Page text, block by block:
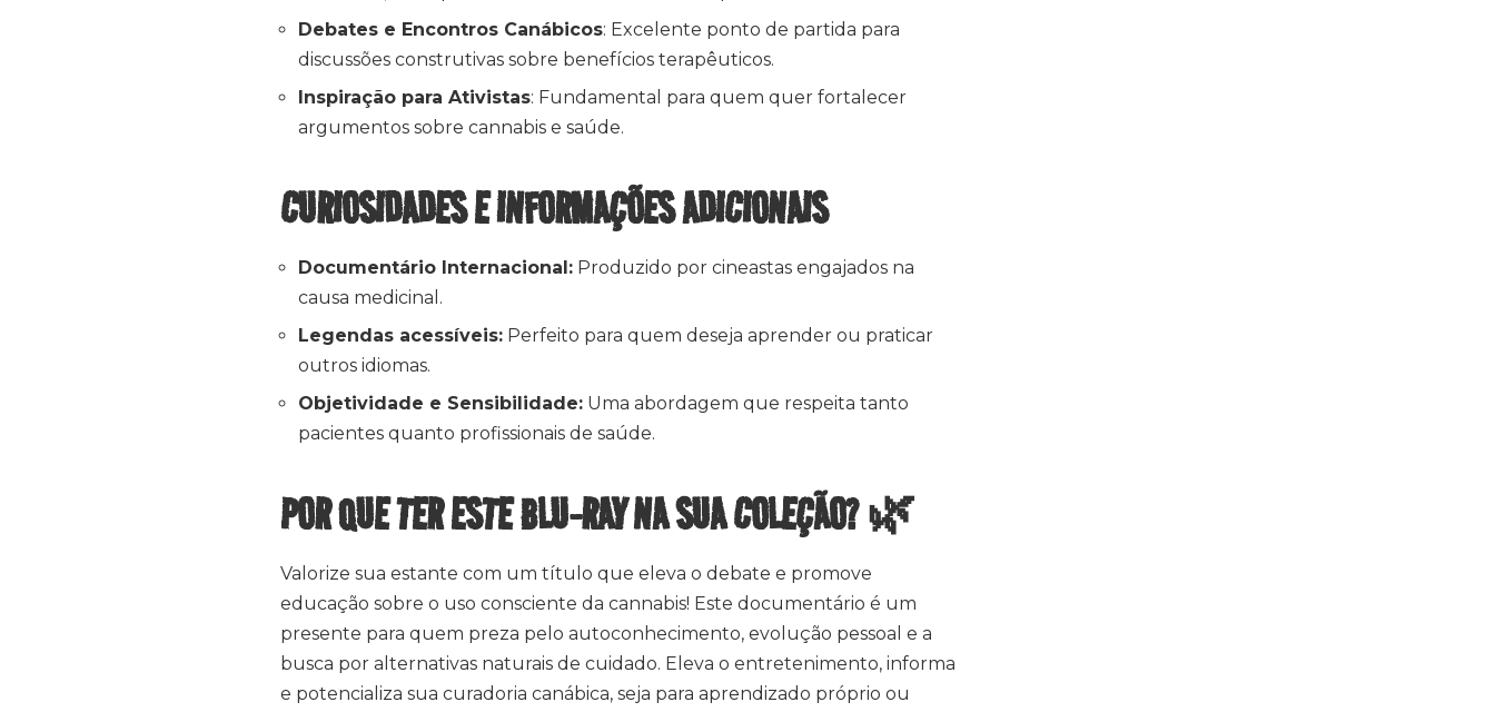
Debates e Encontros Canábicos: Excelente ponto de partida para
discussões construtivas sobre benefícios terapêuticos.
Inspiração para Ativistas: Fundamental para quem quer fortalecer
argumentos sobre cannabis e saúde.
CURIOSIDADES E INFORMAÇÕES ADICIONAIS
Documentário Internacional: Produzido por cineastas engajados na
causa medicinal.
Legendas acessíveis: Perfeito para quem deseja aprender ou praticar
outros idiomas.
Objetividade e Sensibilidade: Uma abordagem que respeita tanto
pacientes quanto profissionais de saúde.
POR QUE TER ESTE BLU-RAY NA SUA COLEÇÃO? 🌿
Valorize sua estante com um título que eleva o debate e promove
educação sobre o uso consciente da cannabis! Este documentário é um
presente para quem preza pelo autoconhecimento, evolução pessoal e a
busca por alternativas naturais de cuidado. Eleva o entretenimento, informa
e potencializa sua curadoria canábica, seja para aprendizado próprio ou